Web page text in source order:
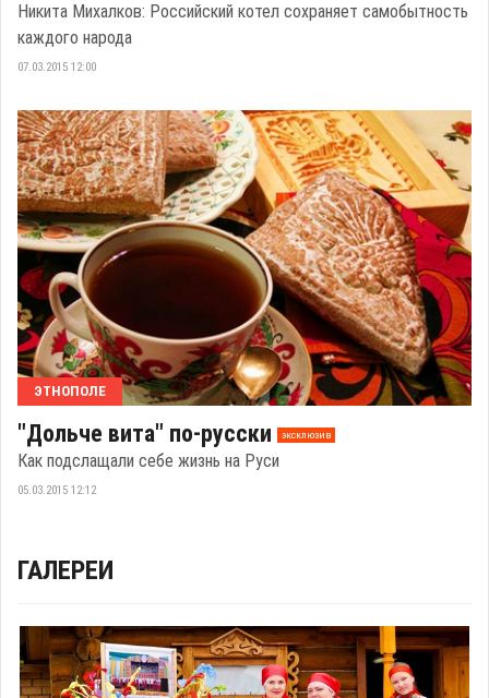
Никита Михалков: Российский котел сохраняет самобытность
каждого народа
07.03.2015 12:00
ЭТНОПОЛЕ
"Дольче вита" по-русски эксклюзив
Как подслащали себе жизнь на Руси
05.03.2015 12:12
ГАЛЕРЕИ